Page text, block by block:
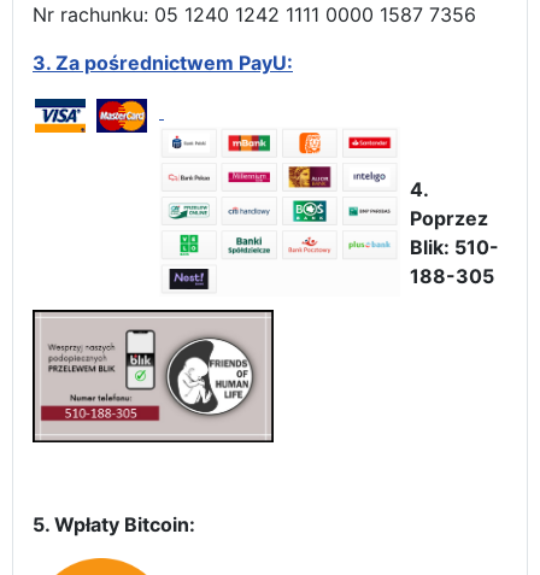
Nr rachunku: 05 1240 1242 1111 0000 1587 7356
3. Za pośrednictwem PayU:
4.
Poprzez
Blik: 510-
188-305
5. Wpłaty Bitcoin: